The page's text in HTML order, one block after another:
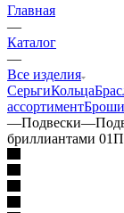
Главная
—
Каталог
—
Все изделия
СерьгиКольца
ассортиментБроши
—Подвески—
бриллиантами